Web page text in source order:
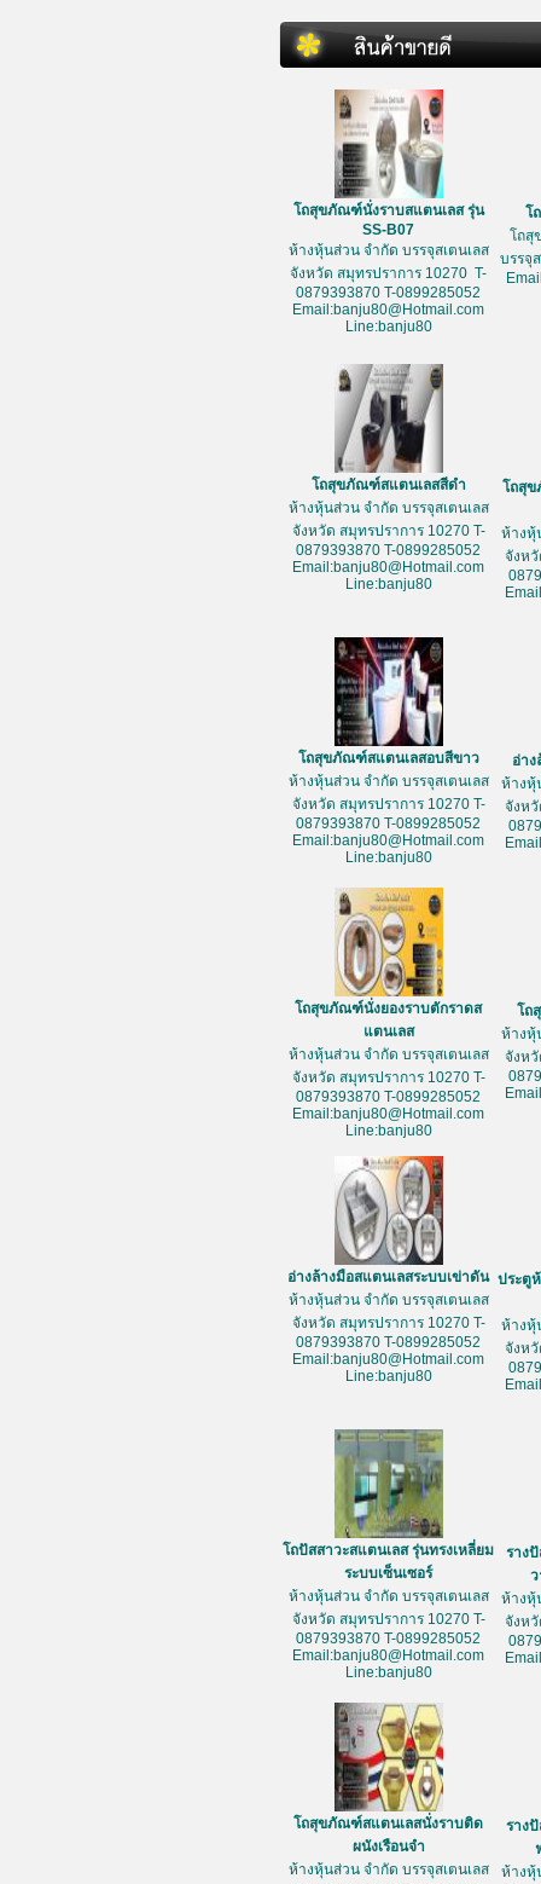
โถสุขภัณฑ์นั่งราบสแตนเลส รุ่น
SS-B07
ห้างหุ้นส่วน จำกัด บรรจุสเตนเลส
จังหวัด สมุทรปราการ 10270 T-
0879393870 T-0899285052
Email:banju80@Hotmail.com
Line:banju80
โ
โถสุ
บรรจุ
โถสุขภัณฑ์สแตนเลสสีดำ
ห้างหุ้นส่วน จำกัด บรรจุสเตนเลส
จังหวัด สมุทรปราการ 10270 T-
0879393870 T-0899285052
Email:banju80@Hotmail.com
Line:banju80
โถสุ
ห้างหุ้
จังห
โถสุขภัณฑ์สแตนเลสอบสีขาว
ห้างหุ้นส่วน จำกัด บรรจุสเตนเลส
จังหวัด สมุทรปราการ 10270 T-
0879393870 T-0899285052
Email:banju80@Hotmail.com
Line:banju80
อ่า
ห้างหุ้
จังห
โถสุขภัณฑ์นั่งยองราบตักราดส
แตนเลส
ห้างหุ้นส่วน จำกัด บรรจุสเตนเลส
จังหวัด สมุทรปราการ 10270 T-
0879393870 T-0899285052
Email:banju80@Hotmail.com
Line:banju80
โถ
ห้างหุ้
จังห
อ่างล้างมือสแตนเลสระบบเข่าดัน
ห้างหุ้นส่วน จำกัด บรรจุสเตนเลส
จังหวัด สมุทรปราการ 10270 T-
0879393870 T-0899285052
Email:banju80@Hotmail.com
Line:banju80
ประตู
ห้างหุ้
จังห
โถปัสสาวะสแตนเลส รุ่นทรงเหลี่ยม
ระบบเซ็นเซอร์
ห้างหุ้นส่วน จำกัด บรรจุสเตนเลส
จังหวัด สมุทรปราการ 10270 T-
0879393870 T-0899285052
Email:banju80@Hotmail.com
Line:banju80
ราง
ห้างหุ้
จังห
โถสุขภัณฑ์สแตนเลสนั่งราบติด
ผนังเรือนจำ
ห้างหุ้นส่วน จำกัด บรรจุสเตนเลส
ราง
ห้างหุ้